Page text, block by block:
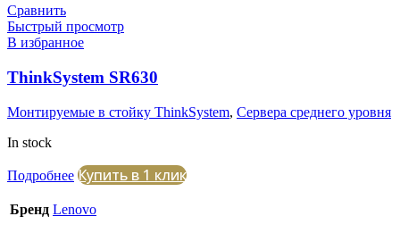
Сравнить
Быстрый просмотр
В избранное
ThinkSystem SR630
Монтируемые в стойку ThinkSystem, Сервера среднего уровня
In stock
Подробнее Купить в 1 клик
Бренд Lenovo